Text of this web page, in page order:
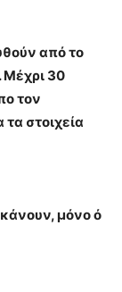
από το
Μέχρι 30
τον
στοιχεία
μόνο ό